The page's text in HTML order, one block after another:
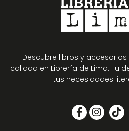
Descubre libros y
calidad en Librería de Lima. Tu
tus necesidades